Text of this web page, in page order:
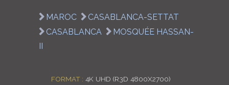
MAROC
CASABLANCA-SETTAT
CASABLANCA
MOSQUÉE HASSAN-
FORMAT : 4K UHD (R3D 4800X2700)